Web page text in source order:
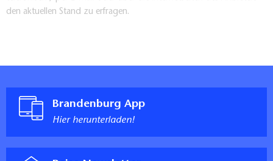
den aktuellen Stand zu erfragen.
Brandenburg App
Hier herunterladen!